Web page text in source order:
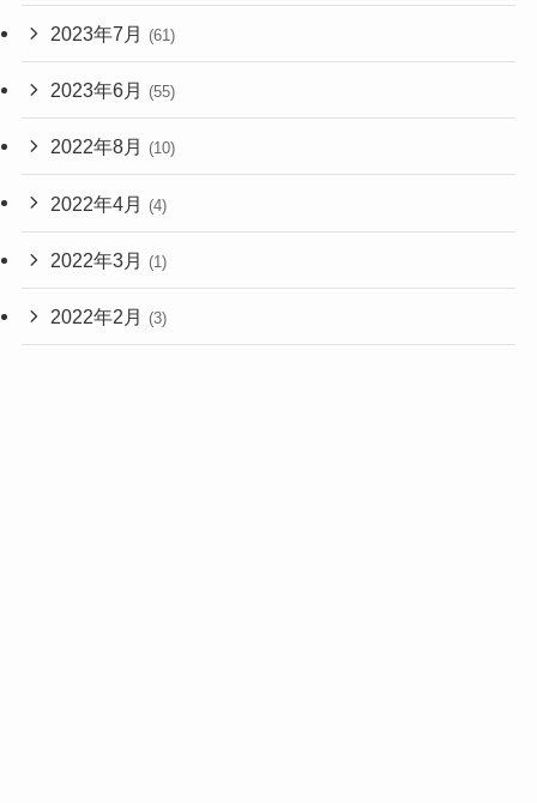
2023年7月 (61)
2023年6月 (55)
2022年8月 (10)
2022年4月 (4)
2022年3月 (1)
2022年2月 (3)